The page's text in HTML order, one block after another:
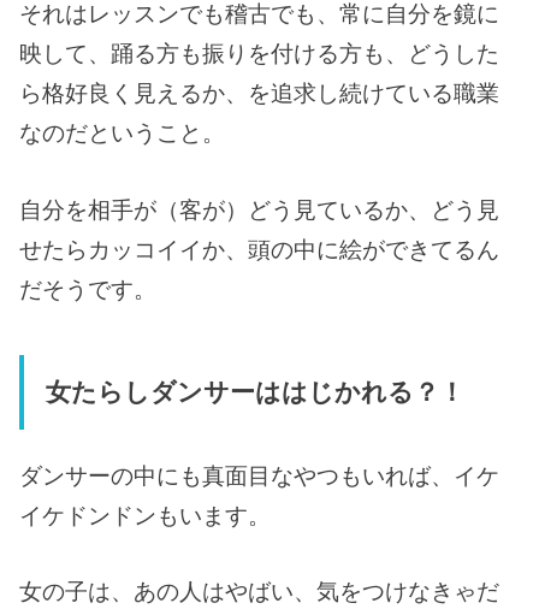
それはレッスンでも稽古でも、常に自分を鏡に
映して、踊る方も振りを付ける方も、どうした
ら格好良く見えるか、を追求し続けている職業
なのだということ。
自分を相手が（客が）どう見ているか、どう見
せたらカッコイイか、頭の中に絵ができてるん
だそうです。
女たらしダンサーははじかれる？！
ダンサーの中にも真面目なやつもいれば、イケ
イケドンドンもいます。
女の子は、あの人はやばい、気をつけなきゃだ